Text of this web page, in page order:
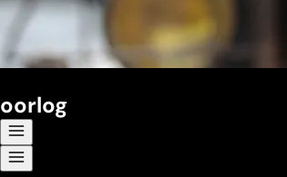
oorlog